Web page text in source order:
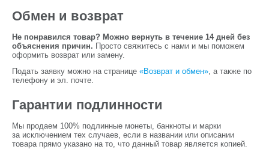
Обмен и возврат
Не понравился товар? Можно вернуть в течение 14 дней без
объяснения причин. Просто свяжитесь с нами и мы поможем
оформить возврат или замену.
Подать заявку можно на странице «Возврат и обмен», а также по
телефону и эл. почте.
Гарантии подлинности
Мы продаем 100% подлинные монеты, банкноты и марки
за исключением тех случаев, если в названии или описании
товара прямо указано на то, что данный товар является копией.